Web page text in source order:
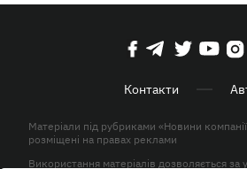
Контакти
Матеріали під рубриками «Новини
розміщені на правах реклами
Використання матеріалів дозволяється